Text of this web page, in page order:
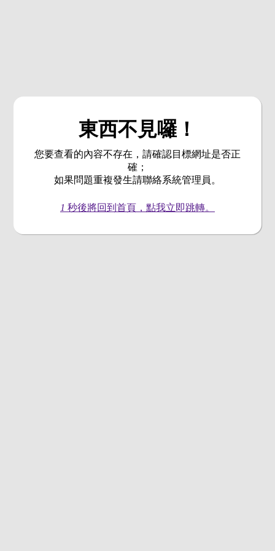
東西不見囉！
您要查看的內容不存在，請確認目標網址是否正
確；
如果問題重複發生請聯絡系統管理員。
1 秒後將回到首頁，點我立即跳轉。